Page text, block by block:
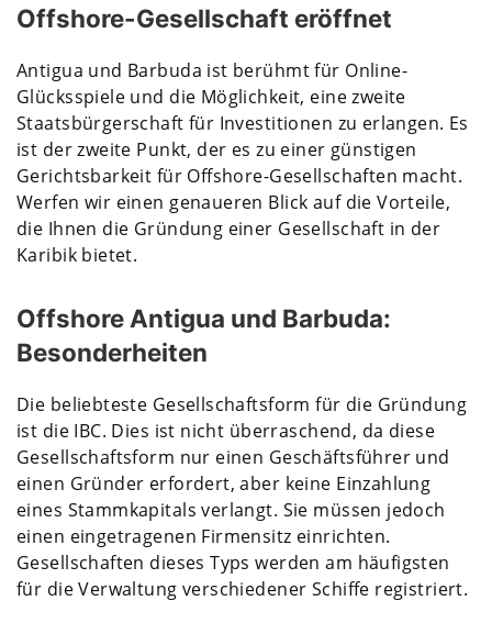
Offshore-Gesellschaft eröffnet
Antigua und Barbuda ist berühmt für Online-
Glücksspiele und die Möglichkeit, eine zweite
Staatsbürgerschaft für Investitionen zu erlangen. Es
ist der zweite Punkt, der es zu einer günstigen
Gerichtsbarkeit für Offshore-Gesellschaften macht.
Werfen wir einen genaueren Blick auf die Vorteile,
die Ihnen die Gründung einer Gesellschaft in der
Karibik bietet.
Offshore Antigua und Barbuda:
Besonderheiten
Die beliebteste Gesellschaftsform für die Gründung
ist die IBC. Dies ist nicht überraschend, da diese
Gesellschaftsform nur einen Geschäftsführer und
einen Gründer erfordert, aber keine Einzahlung
eines Stammkapitals verlangt. Sie müssen jedoch
einen eingetragenen Firmensitz einrichten.
Gesellschaften dieses Typs werden am häufigsten
für die Verwaltung verschiedener Schiffe registriert.